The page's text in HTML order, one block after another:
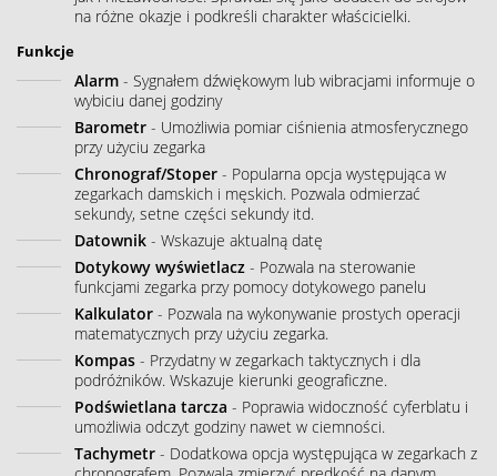
na różne okazje i podkreśli charakter właścicielki.
Funkcje
Alarm - Sygnałem dźwiękowym lub wibracjami informuje o
wybiciu danej godziny
Barometr - Umożliwia pomiar ciśnienia atmosferycznego
przy użyciu zegarka
Chronograf/Stoper - Popularna opcja występująca w
zegarkach damskich i męskich. Pozwala odmierzać
sekundy, setne części sekundy itd.
Datownik - Wskazuje aktualną datę
Dotykowy wyświetlacz - Pozwala na sterowanie
funkcjami zegarka przy pomocy dotykowego panelu
Kalkulator - Pozwala na wykonywanie prostych operacji
matematycznych przy użyciu zegarka.
Kompas - Przydatny w zegarkach taktycznych i dla
podróżników. Wskazuje kierunki geograficzne.
Podświetlana tarcza - Poprawia widoczność cyferblatu i
umożliwia odczyt godziny nawet w ciemności.
Tachymetr - Dodatkowa opcja występująca w zegarkach z